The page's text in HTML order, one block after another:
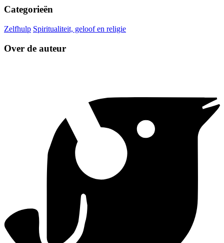
Categorieën
Zelfhulp Spiritualiteit, geloof en religie
Over de auteur